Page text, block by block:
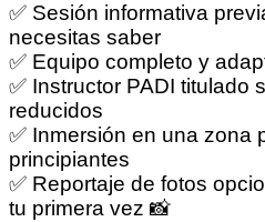
✅ Sesión informativa
necesitas saber
✅ Equipo completo y
✅ Instructor PADI titulado
reducidos
✅ Inmersión en una zona
principiantes
✅ Reportaje de fotos
tu primera vez 📸